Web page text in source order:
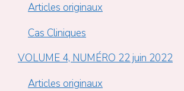
Articles originaux
Cas Cliniques
VOLUME 4, NUMÉRO 22 juin 2022
Articles originaux